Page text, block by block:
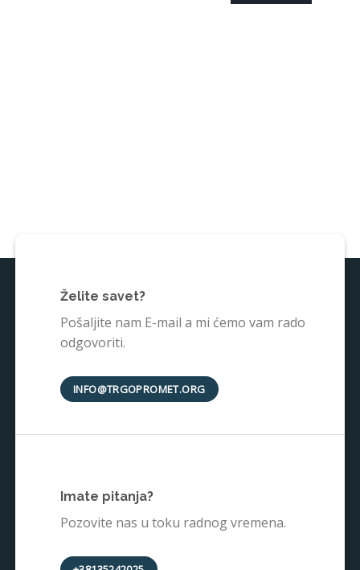
Želite savet?
Pošaljite nam E-mail a mi ćemo vam rado
odgovoriti.
INFO@TRGOPROMET.ORG
Imate pitanja?
Pozovite nas u toku radnog vremena.